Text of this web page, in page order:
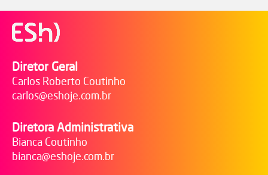
Diretor Geral
Carlos Roberto Coutinho
carlos@eshoje.com.br
Diretora Administrativa
Bianca Coutinho
bianca@eshoje.com.br